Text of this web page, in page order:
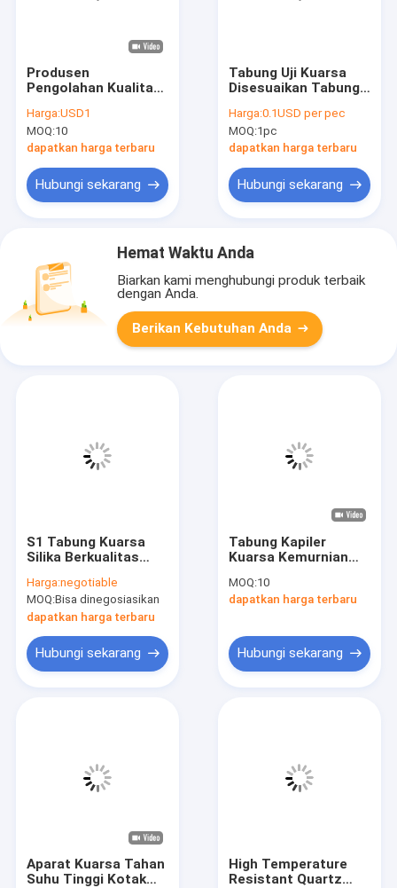
Produsen
Pengolahan Kualitas
Tongkat transparan
tahan suhu tinggi
Kuarsa Kaca Kapiler
Harga:USD1
MOQ:10
dapatkan harga terbaru
Hubungi sekarang
Tabung Uji Kuarsa
Disesuaikan Tabung
Ketahanan Suhu
Tinggi
Harga:0.1USD per pec
MOQ:1pc
dapatkan harga terbaru
Hubungi sekarang
Hemat Waktu Anda
Biarkan kami menghubungi produk terbaik
dengan Anda.
Berikan Kebutuhan Anda
S1 Tabung Kuarsa
Silika Berkualitas
OD44×ID34×154mm
Tahan Suhu Tinggi
Harga:negotiable
MOQ:Bisa dinegosiasikan
dapatkan harga terbaru
Hubungi sekarang
Tabung Kapiler
Kuarsa Kemurnian
Tinggi Mulut Tanduk
Melingkar
MOQ:10
dapatkan harga terbaru
Hubungi sekarang
Aparat Kuarsa Tahan
Suhu Tinggi Kotak
High Temperature
Resistant Quartz